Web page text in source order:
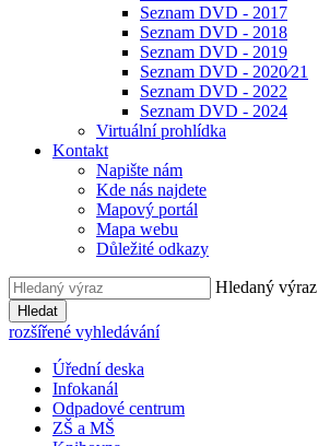
Seznam DVD - 2017
Seznam DVD - 2018
Seznam DVD - 2019
Seznam DVD - 2020⁄21
Seznam DVD - 2022
Seznam DVD - 2024
Virtuální prohlídka
Kontakt
Napište nám
Kde nás najdete
Mapový portál
Mapa webu
Důležité odkazy
Hledaný výraz
Hledat
rozšířené vyhledávání
Úřední deska
Infokanál
Odpadové centrum
ZŠ a MŠ